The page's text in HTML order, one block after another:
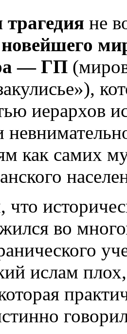
не
новейшего
—ГП
иерархов
как самих
что
во
ислам